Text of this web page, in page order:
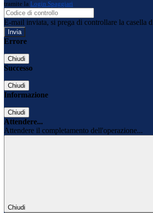
tramite la Login Spaggiari
E-mail inviata, si prega di controllare la casella
Errore
Chiudi
Successo
Chiudi
Informazione
Chiudi
Attendere...
Attendere il completamento dell'operazione...
Chiudi